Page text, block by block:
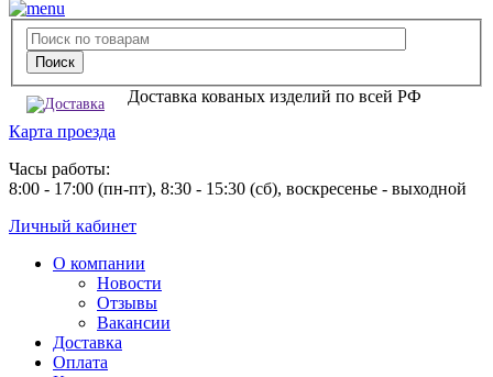
Доставка кованых изделий по всей РФ
Карта проезда
Часы работы:
8:00 - 17:00 (пн-пт), 8:30 - 15:30 (сб), воскресенье - выходной
Личный кабинет
О компании
Новости
Отзывы
Вакансии
Доставка
Оплата